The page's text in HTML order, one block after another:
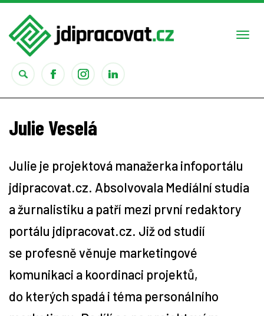
Studium
Rady
Reality show
Seriály
Tipy
Julie Veselá
Julie je projektová manažerka infoportálu
jdipracovat.cz. Absolvovala Mediální studia
a žurnalistiku a patří mezi první redaktory
portálu jdipracovat.cz. Již od studií
se profesně věnuje marketingové
komunikaci a koordinaci projektů,
do kterých spadá i téma personálního